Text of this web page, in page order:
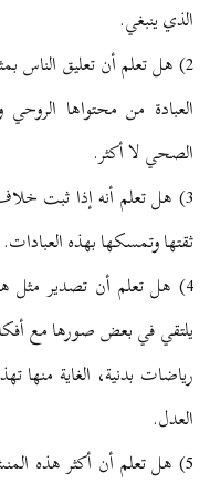
الذي ينبغي.
2) هل تعلم أن تعليق الناس
العبادة من محتواها
الصحي لا أكثر.
3) هل تعلم أنه إذا ثبت
ثقتها وتمسكها بهذه العبادات.
4) هل تعلم أن تصدير مثل
يلتقي في بعض صورها مع
رياضات بدنية، الغاية
العدل.
5) هل تعلم أن أكثر هذه